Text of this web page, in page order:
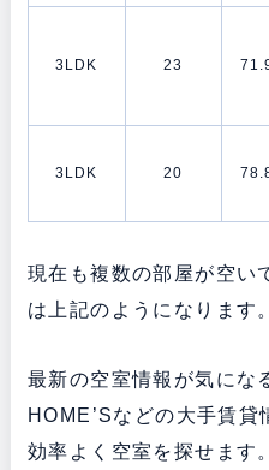
3LDK 23
3LDK 20
現在も複数の部屋が空い
は上記のようになります。
最新の空室情報が気にな
HOME’Sなどの大手賃貸
効率よく空室を探せます。